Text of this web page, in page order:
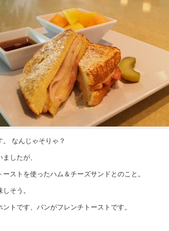
なんじゃそりゃ？
したが、
ストを使ったハム＆チーズサンドとのこと。
そう。
ントです、パンがフレンチトーストです。